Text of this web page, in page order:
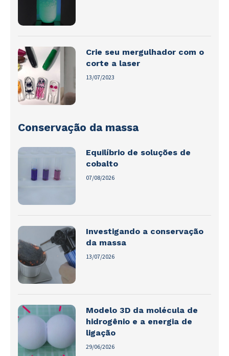
Crie seu mergulhador com o
corte a laser
13/07/2023
Conservação da massa
Equilíbrio de soluções de
cobalto
07/08/2026
Investigando a conservação
da massa
13/07/2026
Modelo 3D da molécula de
hidrogênio e a energia de
ligação
29/06/2026